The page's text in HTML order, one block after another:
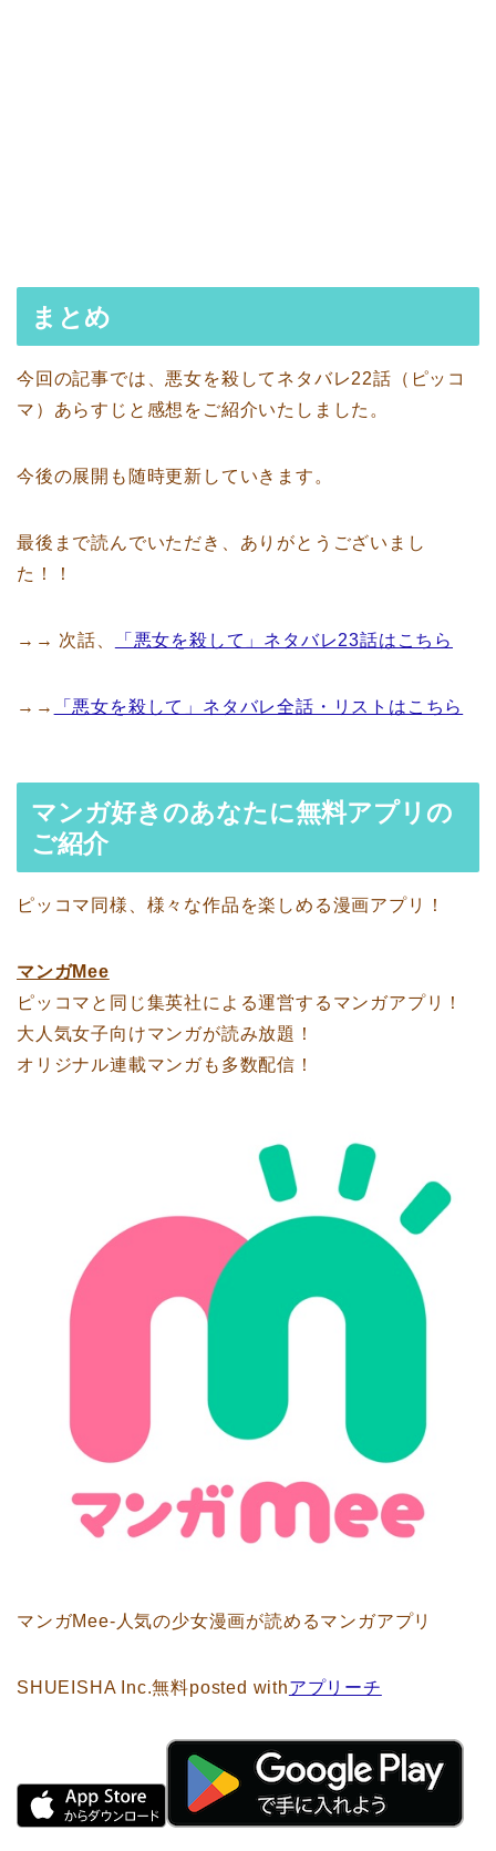
まとめ
今回の記事では、悪女を殺してネタバレ22話（ピッコ
マ）あらすじと感想をご紹介いたしました。
今後の展開も随時更新していきます。
最後まで読んでいただき、ありがとうございまし
た！！
→→ 次話、 「悪女を殺して」ネタバレ23話はこちら
→→ 「悪女を殺して」ネタバレ全話・リストはこちら
マンガ好きのあなたに無料アプリの
ご紹介
ピッコマ同様、様々な作品を楽しめる漫画アプリ！
マンガMee
ピッコマと同じ集英社による運営するマンガアプリ！
大人気女子向けマンガが読み放題！
オリジナル連載マンガも多数配信！
マンガMee-人気の少女漫画が読めるマンガアプリ
SHUEISHA Inc.無料posted withアプリーチ